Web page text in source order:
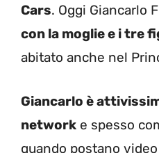
Cars. Oggi Giancarlo
con la moglie e i tre
abitato anche nel
Giancarlo è
network e spesso
quando postano